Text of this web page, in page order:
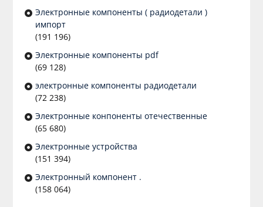
Электронные компоненты ( радиодетали )
импорт
(191 196)
Электронные компоненты pdf
(69 128)
электронные компоненты радиодетали
(72 238)
Электронные конпоненты отечественные
(65 680)
Электронные устройства
(151 394)
Электронный компонент .
(158 064)